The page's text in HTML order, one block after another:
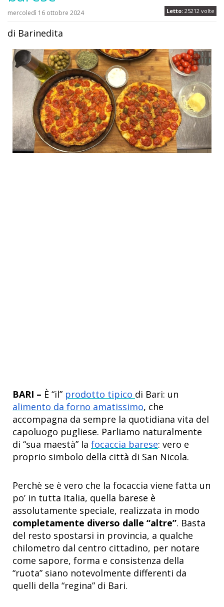
Letto: 25212 volte
mercoledì 16 ottobre 2024
di Barinedita
BARI – È “il” prodotto tipico di Bari: un
alimento da forno amatissimo, che
accompagna da sempre la quotidiana vita del
capoluogo pugliese. Parliamo naturalmente
di “sua maestà” la focaccia barese: vero e
proprio simbolo della città di San Nicola.
Perchè se è vero che la focaccia viene fatta un
po’ in tutta Italia, quella barese è
assolutamente speciale, realizzata in modo
completamente diverso dalle “altre”. Basta
del resto spostarsi in provincia, a qualche
chilometro dal centro cittadino, per notare
come sapore, forma e consistenza della
“ruota” siano notevolmente differenti da
quelli della “regina” di Bari.